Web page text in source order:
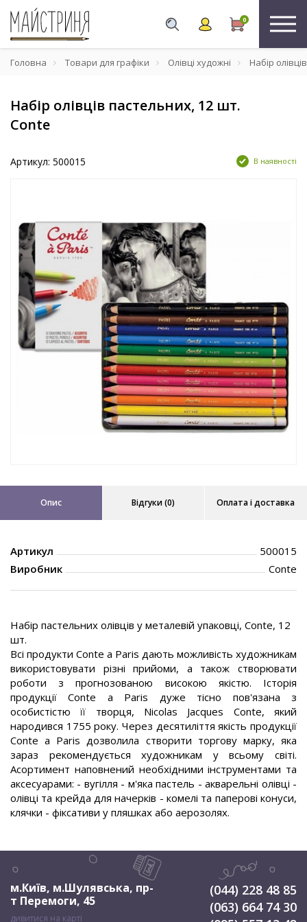
0
Головна Товари для графіки Олівці художні Набір
Набір олівців пастельних, 12 шт.
Conte
Артикул: 500015 В наявності
Опис Відгуки (0) Оплата і доставка
Артикул
500015
Виробник
Conte
Набір пастельних олівців у металевій упаковці, Conte, 12
шт.
Всі продукти Conte a Paris дають можливість художникам
використовувати різні прийоми, а також створювати
роботи з прогнозованою високою якістю. Історія
продукції Conte a Paris дуже тісно пов'язана з
особистістю її творця, Nicolas Jacques Conte, який
народився 1755 року. Через десятиліття якість продукції
Conte a Paris дозволила створити торгову марку, яка
зараз рекомендується художникам у всьому світі.
Асортимент наповнений необхідними інструментами та
аксесуарами: - вугілля - м'яка пастель - акварельні олівці -
олівці та крейда для начерків - комелі та паперові конуси,
клячки - фіксативи у пляшках або аерозолях.
м.Київ, м.Шулявська, пр-
т Перемоги, 45
дивитися на карті
(044) 228 48 85
(063) 664 74 30